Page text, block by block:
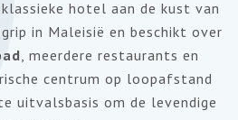
hotel aan de kust van
in Maleisië en beschikt over
, meerdere restaurants en
centrum op loopafstand
uitvalsbasis om de levendige